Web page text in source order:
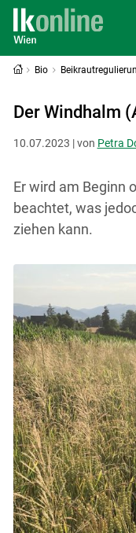
Bio
Der Windhalm
10.07.2023 | von Petra
Er wird am Beginn
beachtet, was
ziehen kann.